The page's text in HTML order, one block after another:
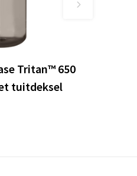
Tritan™ 650
tuitdeksel